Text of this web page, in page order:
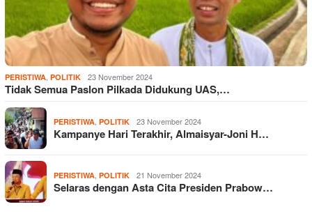
PERISTIWA POLITIK 23 November 2024
Tidak Semua Paslon Pilkada Didukung UAS,…
PERISTIWA POLITIK 23 November 2024
Kampanye Hari Terakhir, Almaisyar-Joni H…
PERISTIWA POLITIK 21 November 2024
Selaras dengan Asta Cita Presiden Prabow…